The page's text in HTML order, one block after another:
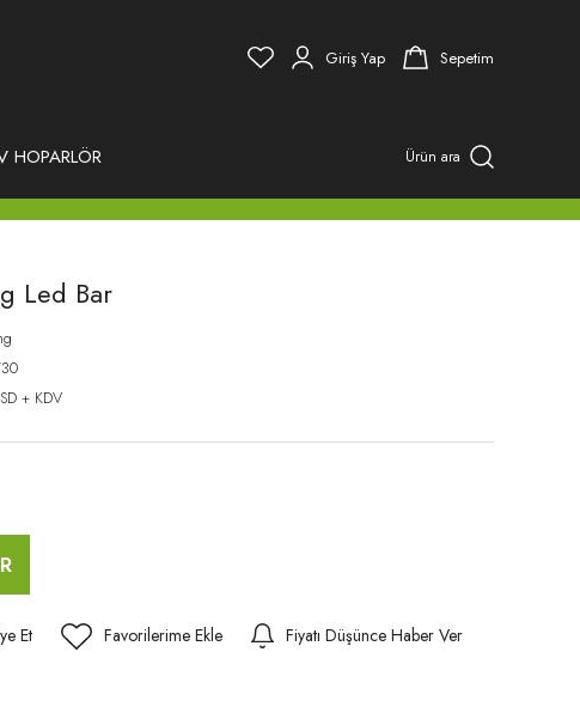
Giriş Yap Sepetim
HOPARLÖR Ürün ara
Led Bar
+ KDV
Et Fiyatı Düşünce Haber Ver